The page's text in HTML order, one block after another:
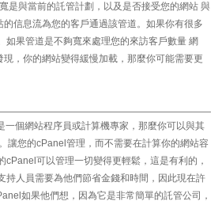
是與當前的託管計劃，以及是否接受您的網站 與
信息流為您的客戶通過該管道。如果你有很多
果管道是不夠寬來處理您的來訪客戶數量 網
，你的網站變得緩慢加載，那麼你可能需要更
個網站程序員或計算機專家，那麼你可以與其
讓您的cPanel管理，而不需要在計算你的網站容
可以管理一切變得更輕鬆，這是有利的，
持人員需要為他們節省金錢和時間，因此現在許
如果他們想，因為它是非常簡單的託管公司，